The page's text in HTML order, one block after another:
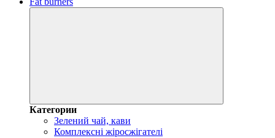
Категории
Зелений чай, кави
Комплексні жіросжігателі